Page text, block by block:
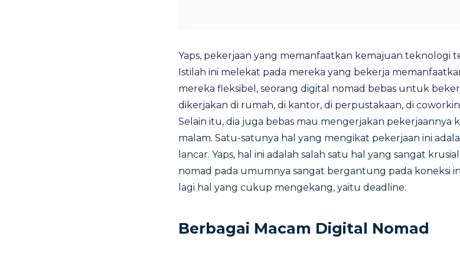
Yaps, pekerjaan yang memanfaatkan kemajuan teknologi
Istilah ini melekat pada mereka yang bekerja
mereka fleksibel, seorang digital nomad bebas untuk
dikerjakan di rumah, di kantor, di perpustakaan, di
Selain itu, dia juga bebas mau mengerjakan pekerjaannya
malam. Satu-satunya hal yang mengikat pekerjaan ini
lancar. Yaps, hal ini adalah salah satu hal yang sangat
nomad pada umumnya sangat bergantung pada koneksi
lagi hal yang cukup mengekang, yaitu deadline.
Berbagai Macam Digital Nomad